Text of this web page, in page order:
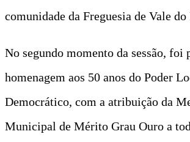
comunidade da Freguesia de Vale do
No segundo momento da sessão, foi
homenagem aos 50 anos do Poder
Democrático, com a atribuição da
Municipal de Mérito Grau Ouro a